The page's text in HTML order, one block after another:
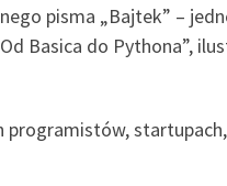
pisma „Bajtek” –
Basica do Pythona”,